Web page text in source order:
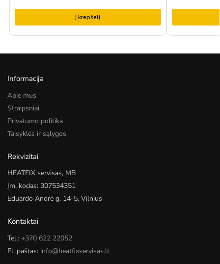
Į krepšelį
Informacija
Apie mus
Straipsniai
Privatumo politika
Taisyklės ir sąlygos
Rekvizitai
HEATFIX servisas, MB
Įm. kodas: 307534351
Eduardo Andrė g. 14-5, Vilnius
Kontaktai
Tel.: +370 622 22052
El. paštas: info@heatfixservisas.lt